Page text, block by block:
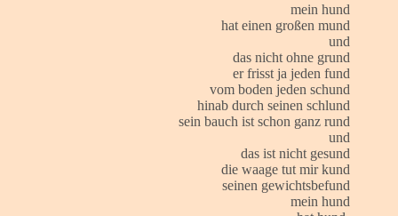
mein hund
hat einen großen mund
und
das nicht ohne grund
er frisst ja jeden fund
vom boden jeden schund
hinab durch seinen schlund
sein bauch ist schon ganz rund
und
das ist nicht gesund
die waage tut mir kund
seinen gewichtsbefund
mein hund